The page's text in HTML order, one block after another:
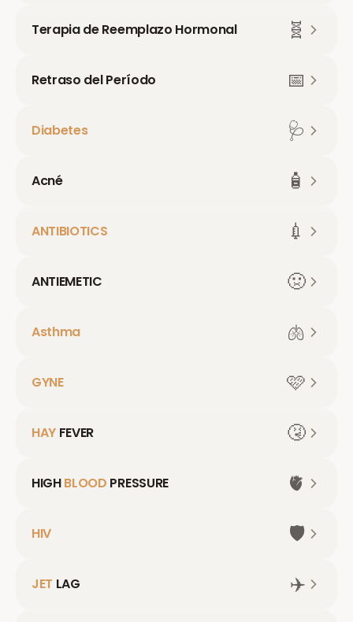
Terapia de Reemplazo Hormonal 🧬
Retraso del Período 📅
Diabetes 🩺
Acné 🧴
ANTIBIOTICS 💉
ANTIEMETIC 🤢
Asthma 🫁
GYNE 🩷
HAY FEVER 🤧
HIGHBLOOD PRESSURE 🫀
HIV 🛡️
JET LAG
✈️